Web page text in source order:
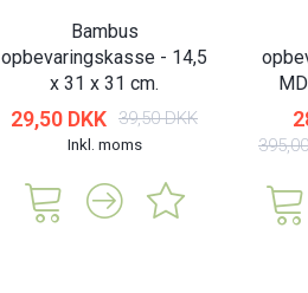
Bambus
opbevaringskasse - 14,5
x 31 x 31 cm.
29,50 DKK 39,50 DKK
Inkl. moms